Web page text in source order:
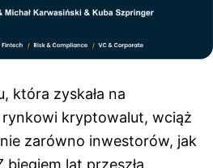
która zyskała na
kryptowalut, wciąż
zarówno inwestorów, jak
lat przeszła